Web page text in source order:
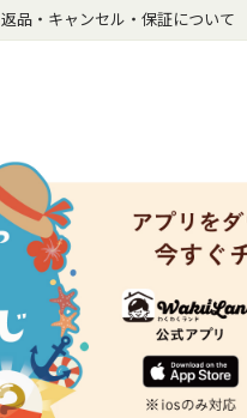
返品・キャンセル・保証について